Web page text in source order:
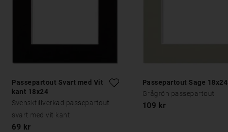
Passepartout Svart med Vit
kant 18x24
Svensktillverkad passepartout
svart med vit kant
69 kr
Passepartout Sage 18x24
Grågrön passepartout
109 kr